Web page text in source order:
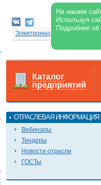
На нашем
Используя
Подробнее
Электронная версия
Каталог
предприятий
ОТРАСЛЕВАЯ ИНФОРМАЦИЯ
Вебинары
Тендеры
Новости отрасли
ГОСТы